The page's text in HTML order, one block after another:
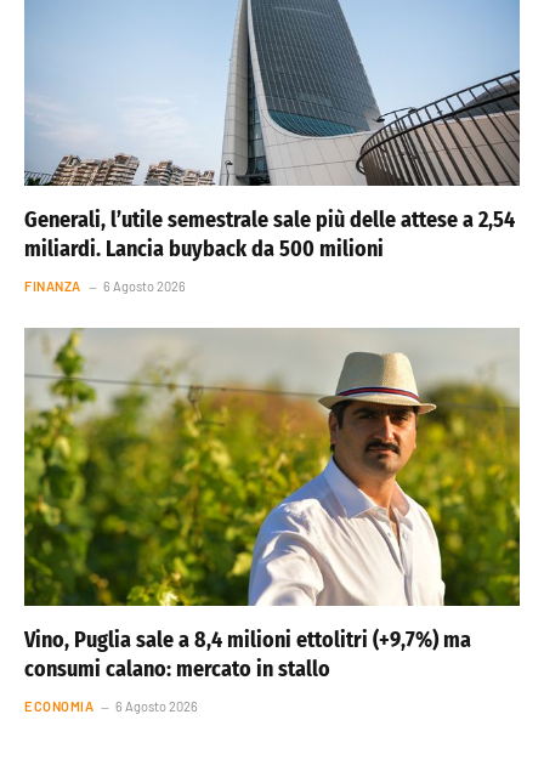
Generali, l’utile semestrale sale più delle attese a 2,54
miliardi. Lancia buyback da 500 milioni
FINANZA 6 Agosto 2026
Vino, Puglia sale a 8,4 milioni ettolitri (+9,7%) ma
consumi calano: mercato in stallo
ECONOMIA 6 Agosto 2026